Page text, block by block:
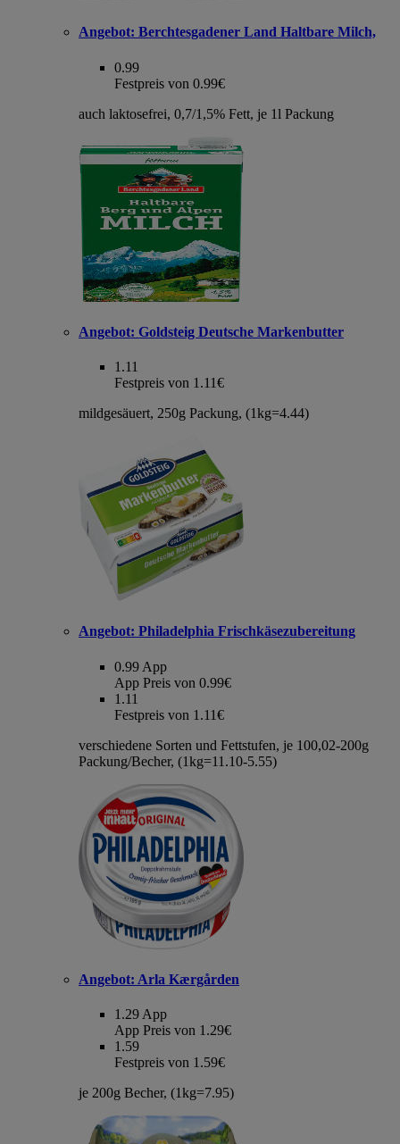
Angebot: Berchtesgadener Land Haltbare Milch,
0.99
Festpreis von 0.99€
auch laktosefrei, 0,7/1,5% Fett, je 1l Packung
Angebot: Goldsteig Deutsche Markenbutter
1.11
Festpreis von 1.11€
mildgesäuert, 250g Packung, (1kg=4.44)
Angebot: Philadelphia Frischkäsezubereitung
0.99 App
App Preis von 0.99€
1.11
Festpreis von 1.11€
verschiedene Sorten und Fettstufen, je 100,02-200g
Packung/Becher, (1kg=11.10-5.55)
Angebot: Arla Kærgården
1.29 App
App Preis von 1.29€
1.59
Festpreis von 1.59€
je 200g Becher, (1kg=7.95)